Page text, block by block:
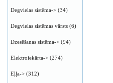
Degvielas sistēma-> (34)
Degvielas sistēmas vārsts (6)
Dzesēšanas sistēma-> (94)
Elektroiekārta-> (274)
Eļļa-> (312)